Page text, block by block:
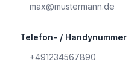
Telefon- / Handynummer
Richtlinie.
Wir und bestimmte Partner
derGrundlage von
verarbeiten, gegen die Sie